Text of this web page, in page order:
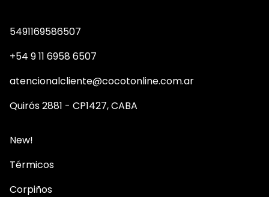
5491169586507
+54 9 11 6958 6507
atencionalcliente@cocotonline.com.ar
Quirós 2881 - CP1427, CABA
New!
Térmicos
Corpiños